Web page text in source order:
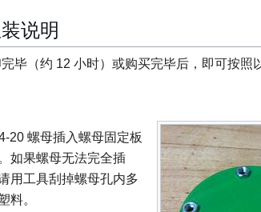
说明
毕（约 12 小时）或购买完毕后，即可按照
20 螺母插入螺母固定板
如果螺母无法完全插
用工具刮掉螺母孔内多
料。